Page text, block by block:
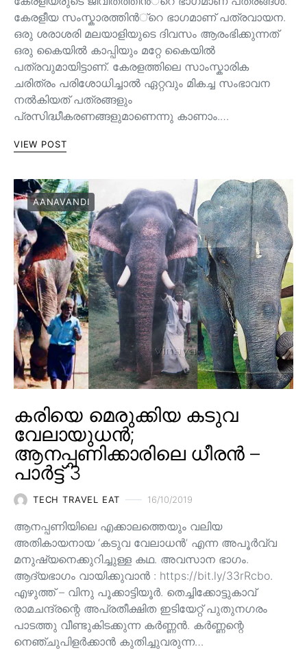
കേരളീയ സംസ്കാരത്തിന്‍്റെ ഭാഗമാണ് പത്രവായന.
ഒരു ശരാശരി മലയാളിയുടെ ദിവസം ആരംഭിക്കുന്നത്
ഒരു കൈയില്‍ കാപ്പിയും മറ്റേ കൈയില്‍
പത്രവുമായിട്ടാണ്. കേരളത്തിലെ സാംസ്കാരിക
ചരിത്രം പരിശോധിച്ചാല്‍ ഏറ്റവും മികച്ച സംഭാവന
നല്‍കിയത് പത്രങ്ങളും
പ്രസിദ്ധീകരണങ്ങളുമാണെന്നു കാണാം.…
VIEW POST
AANAVANDI
കരിയെ മെരുക്കിയ കടുവ
വേലായുധൻ;
ആനപ്പണിക്കാരിലെ ധീരൻ –
പാർട്ട് 3
TECH TRAVEL EAT 16/10/2019
ആനപ്പണിയിലെ എക്കാലത്തെയും വലിയ
അതികായനായ ‘കടുവ വേലാധൻ’ എന്ന അപൂർവ്വ
മനുഷ്യനെക്കുറിച്ചുള്ള കഥ. അവസാന ഭാഗം.
ആദ്യഭാഗം വായിക്കുവാൻ : https://bit.ly/33rRcbo.
എഴുത്ത് – വിനു പൂക്കാട്ടിയൂർ. തെച്ചിക്കോട്ടുകാവ്
രാമചന്ദ്രന്റെ അപ്രതീക്ഷിത ഇടിയേറ്റ് പുതുനഗരം
പാടത്തു വീണ്ടുകിടക്കുന്ന കർണ്ണൻ. കർണ്ണന്റെ
നെഞ്ചുപിളർക്കാൻ കുതിച്ചുവരുന്ന…